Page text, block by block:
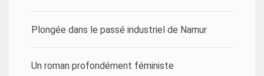
Plongée dans le passé industriel de Namur
Un roman profondément féministe